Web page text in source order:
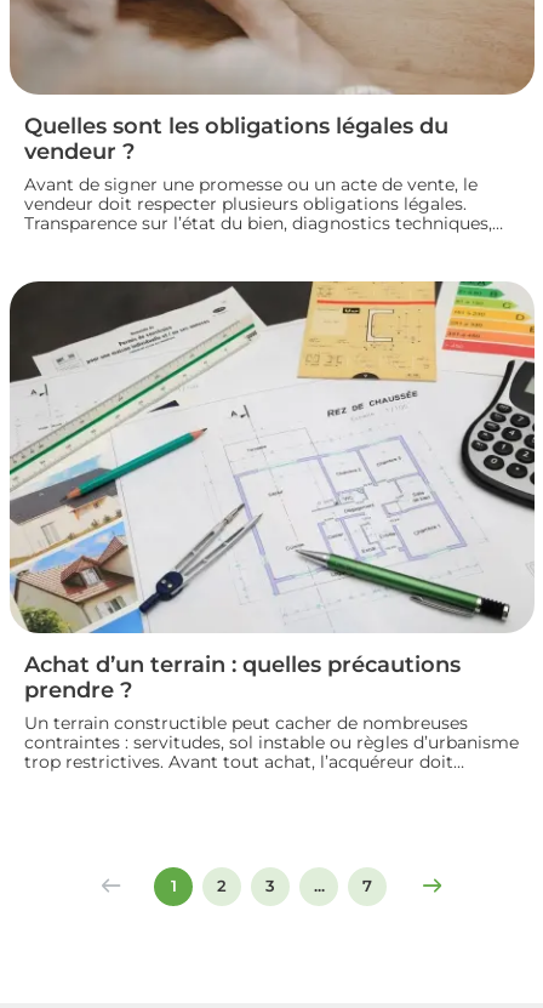
Quelles sont les obligations légales du
vendeur ?
Avant de signer une promesse ou un acte de vente, le
vendeur doit respecter plusieurs obligations légales.
Transparence sur l’état du bien, diagnostics techniques,
l’acheteur. Décryptage des principaux devoirs à connaître
pour vendre un logement en toute conformité et éviter
Achat d’un terrain : quelles précautions
prendre ?
Un terrain constructible peut cacher de nombreuses
contraintes : servitudes, sol instable ou règles d’urbanisme
trop restrictives. Avant tout achat, l’acquéreur doit
1 2 3 ... 7